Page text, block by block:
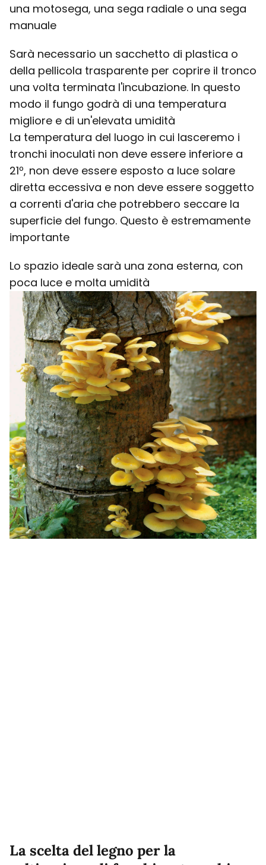
una motosega, una sega radiale o una sega
manuale
Sarà necessario un sacchetto di plastica o
della pellicola trasparente per coprire il tronco
una volta terminata l'incubazione. In questo
modo il fungo godrà di una temperatura
migliore e di un'elevata umidità
La temperatura del luogo in cui lasceremo i
tronchi inoculati non deve essere inferiore a
21º, non deve essere esposto a luce solare
diretta eccessiva e non deve essere soggetto
a correnti d'aria che potrebbero seccare la
superficie del fungo. Questo è estremamente
importante
Lo spazio ideale sarà una zona esterna, con
poca luce e molta umidità
La scelta del legno per la